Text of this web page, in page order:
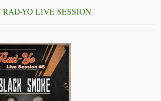
RAD-YO LIVE SESSION